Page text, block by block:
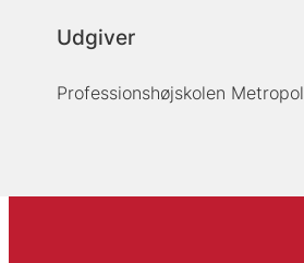
Udgiver
Professionshøjskolen Metropol